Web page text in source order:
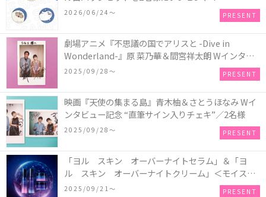
2026/06/24〜 PRESENT
劇場アニメ『不思議の国でアリスと -Dive in
Wonderland-』原 菜乃華＆間宮祥太朗 Wインタビ
ュー記念 “直筆サイン入りチェキ”／1名様
2025/09/28〜 PRESENT
映画『天使の集まる島』青木柚＆さとうほなみ Wイ
ンタビュー記念 “直筆サイン入りチェキ”／2名様
2025/09/28〜 PRESENT
「ヨル スキン オーバーナイトセラム」＆「ヨ
ル スキン オーバーナイトクリーム」＜モイスト
セット＞＜クリア セット＞／各1名様・計2名様
2025/09/21〜 PRESENT